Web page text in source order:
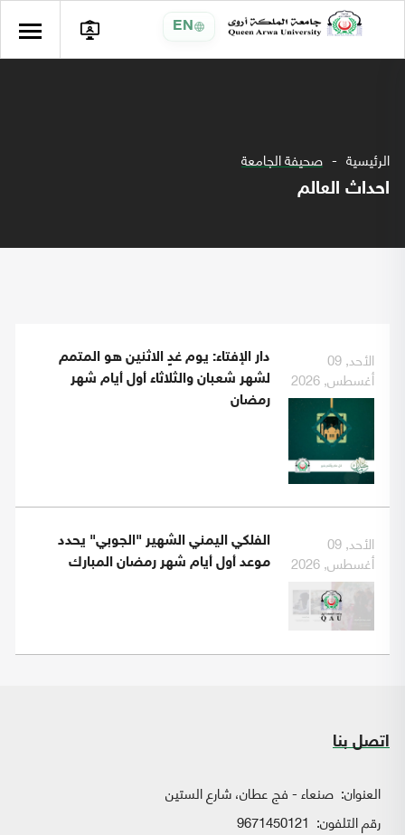
EN
الرئيسية صحيفة الجامعة
احداث العالم
الأحد, 09
أغسطس, 2026
دار الإفتاء: يوم غدٍ الاثنين هو المتمم
لشهر شعبان والثلاثاء أول أيام شهر
رمضان
الأحد, 09
أغسطس, 2026
الفلكي اليمني الشهير "الجوبي" يحدد
موعد أول أيام شهر رمضان المبارك
اتصل بنا
العنوان: صنعاء - فج عطان، شارع الستين
رقم التلفون: 9671450121